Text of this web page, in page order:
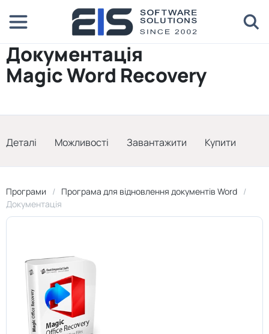
Документація
Magic Word Recovery
Деталі Можливості Завантажити Купити
Програми
Програма для відновлення документів Word
Документація